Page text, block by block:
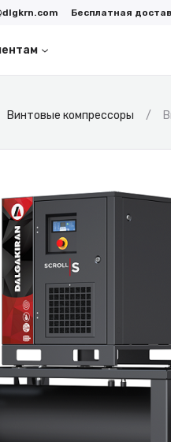
Бесплатная
Винтовые компрессоры